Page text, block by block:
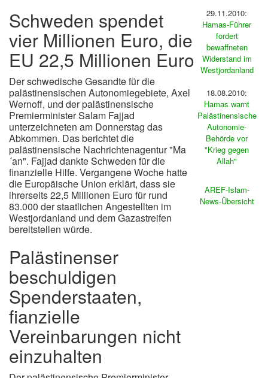
Schweden spendet
vier Millionen Euro, die
EU 22,5 Millionen Euro
Der schwedische Gesandte für die
palästinensischen Autonomiegebiete, Axel
Wernoff, und der palästinensische
Premierminister Salam Fajjad
unterzeichneten am Donnerstag das
Abkommen. Das berichtet die
palästinensische Nachrichtenagentur "Ma
´an". Fajjad dankte Schweden für die
finanzielle Hilfe. Vergangene Woche hatte
die Europäische Union erklärt, dass sie
ihrerseits 22,5 Millionen Euro für rund
83.000 der staatlichen Angestellten im
Westjordanland und dem Gazastreifen
bereitstellen würde.
Palästinenser
beschuldigen
Spenderstaaten,
fianzielle
Vereinbarungen nicht
einzuhalten
29.11.2010:
Hamas-Führer
fordert
bewaffneten
Widerstand im
Westjordanland
18.08.2010:
Hamas warnt
Palästinensische
Autonomie-
Behörde vor
"Krieg gegen
Allah"
AREF-Islam-
News-Übersicht